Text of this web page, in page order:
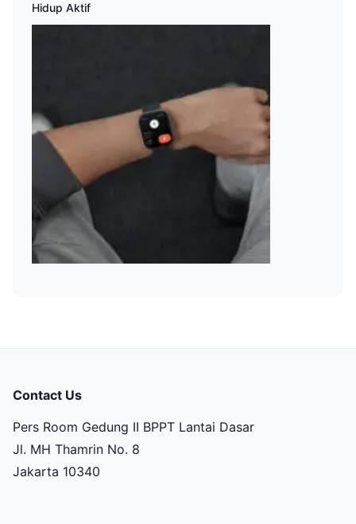
Hidup Aktif
Contact Us
Pers Room Gedung II BPPT Lantai Dasar
Jl. MH Thamrin No. 8
Jakarta 10340